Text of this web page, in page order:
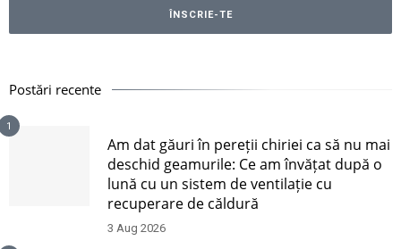
Postări recente
1
Am dat găuri în pereții chiriei ca să nu mai
deschid geamurile: Ce am învățat după o
lună cu un sistem de ventilație cu
recuperare de căldură
3 Aug 2026